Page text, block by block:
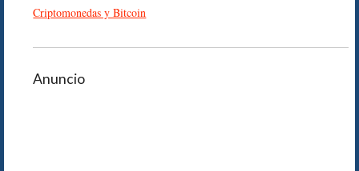
Criptomonedas y Bitcoin
Anuncio